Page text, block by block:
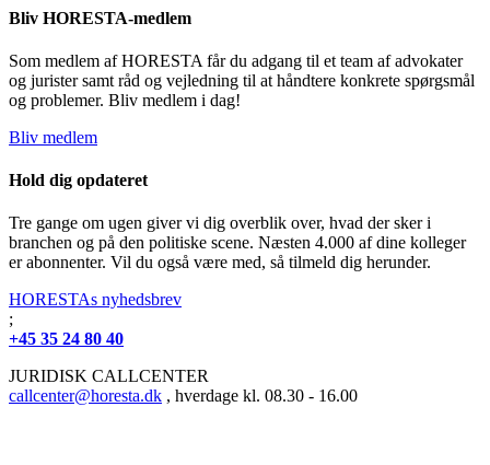
Bliv HORESTA-medlem
Som medlem af HORESTA får du adgang til et team af advokater
og jurister samt råd og vejledning til at håndtere konkrete spørgsmål
og problemer. Bliv medlem i dag!
Bliv medlem
Hold dig opdateret
Tre gange om ugen giver vi dig overblik over, hvad der sker i
branchen og på den politiske scene. Næsten 4.000 af dine kolleger
er abonnenter. Vil du også være med, så tilmeld dig herunder.
HORESTAs nyhedsbrev
;
+45 35 24 80 40
JURIDISK CALLCENTER
callcenter@horesta.dk , hverdage kl. 08.30 - 16.00